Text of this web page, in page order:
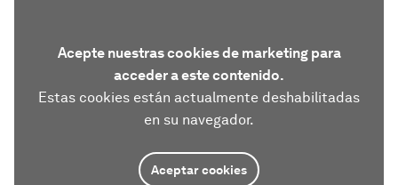
Acepte nuestras cookies de marketing para
acceder a este contenido.
Estas cookies están actualmente deshabilitadas
en su navegador.
Aceptar cookies